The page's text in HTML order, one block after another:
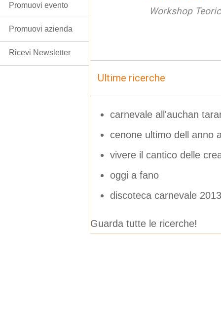
Workshop
Ultime ricerche
carnevale all'auchan
cenone ultimo dell anno
vivere il cantico delle
oggi a fano
discoteca carnevale 2013
Guarda tutte le ricerche!
Promuovi evento
Promuovi azienda
Ricevi Newsletter